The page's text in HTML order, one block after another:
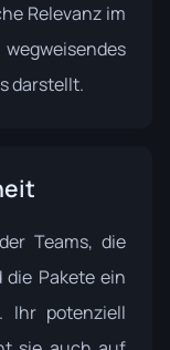
Relevanz im
darstellt.
Teams, die
die Pakete ein
Ihr potenziell